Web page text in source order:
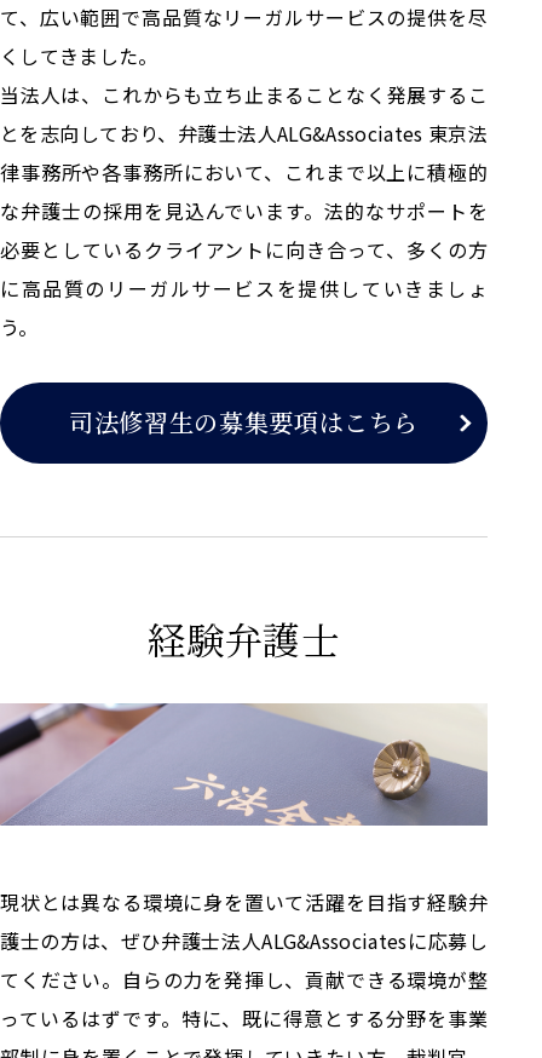
て、広い範囲で高品質なリーガルサービスの提供を尽
くしてきました。
当法人は、これからも立ち止まることなく発展するこ
とを志向しており、弁護士法人ALG&Associates 東京法
律事務所や各事務所において、これまで以上に積極的
な弁護士の採用を見込んでいます。法的なサポートを
必要としているクライアントに向き合って、多くの方
に高品質のリーガルサービスを提供していきましょ
う。
司法修習生の募集要項はこちら
経験弁護士
現状とは異なる環境に身を置いて活躍を目指す経験弁
護士の方は、ぜひ弁護士法人ALG&Associatesに応募し
てください。自らの力を発揮し、貢献できる環境が整
っているはずです。特に、既に得意とする分野を事業